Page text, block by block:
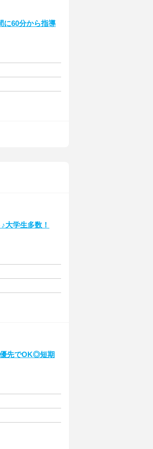
60分から指導
大学生多数！
先でOK◎短期